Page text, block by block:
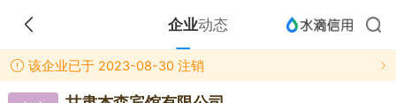
企业动态
该企业已于 2023-08-30 注销